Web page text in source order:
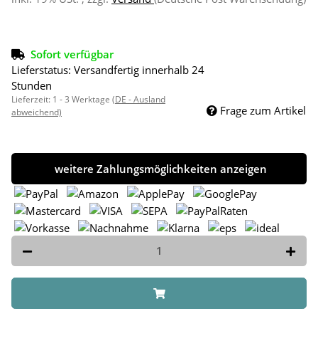
Sofort verfügbar
Lieferstatus: Versandfertig innerhalb 24
Stunden
Lieferzeit: 1 - 3 Werktage (DE - Ausland
abweichend)
Frage zum Artikel
weitere Zahlungsmöglichkeiten anzeigen